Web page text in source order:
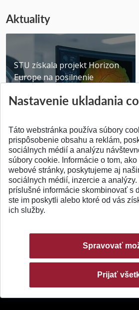
Aktuality
STU získala projekt Horizon
Europe na posilnenie
Publikované 31.07.2026
SPÄŤ NA
Nastavenie ukladania
Táto webstránka používa súbory
prispôsobenie obsahu a reklám,
sociálnych médií a analýzu
súbory cookie. Informácie o tom,
webové stránky, poskytujeme aj
sociálnych médií, inzercie a
príslušné informácie skombinovať s
ste im poskytli alebo ktoré od vás
ich služby.
Spravovať
Prijať